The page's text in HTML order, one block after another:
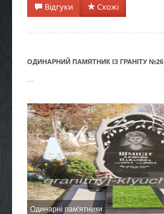
Відгуки Схожі
ОДИНАРНИЙ ПАМЯТНИК ІЗ ГРАНІТУ №26
Одинарні пам'ятники